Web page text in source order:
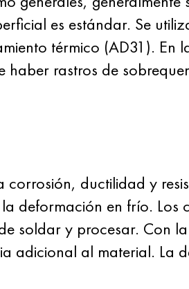
es estándar. Se
térmico (AD31). En
rastros de
ductilidad y
deformación en frío. Los
soldar y procesar. Con
adicional al material. La